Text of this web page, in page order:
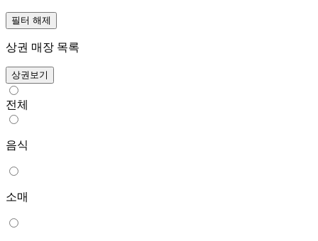
필터 해제
상권 매장 목록
상권보기
전체
음식
소매